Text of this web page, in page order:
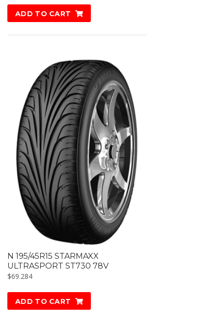
ADD TO CART
N 195/45R15 STARMAXX
ULTRASPORT ST730 78V
$69.284
ADD TO CART